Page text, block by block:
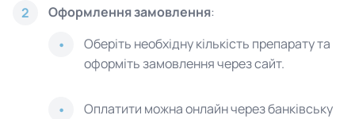
2 Оформлення замовлення:
Оберіть необхідну кількість препарату та
оформіть замовлення через сайт.
Оплатити можна онлайн через банківську